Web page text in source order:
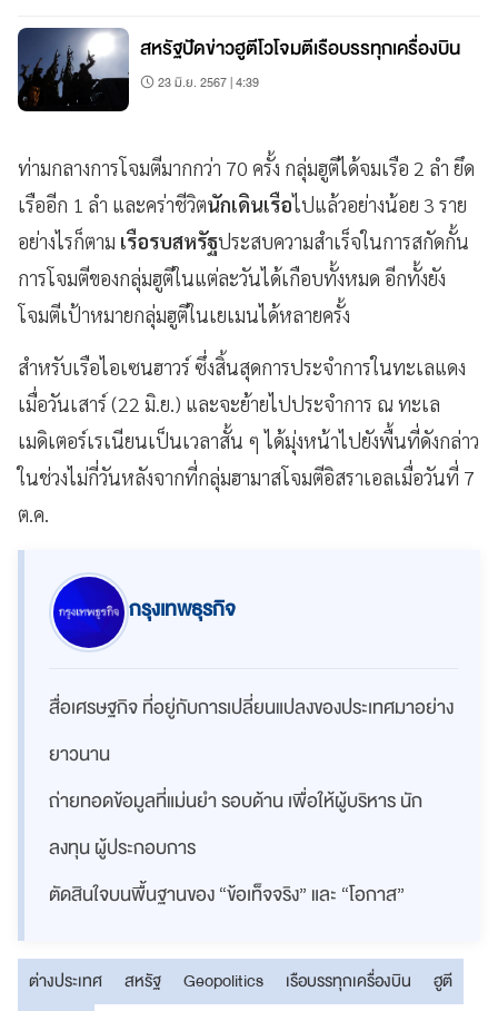
สหรัฐปัดข่าวฮูตีโวโจมตีเรือบรรทุกเครื่องบิน
23 มิ.ย. 2567 | 4:39
ท่ามกลางการโจมตีมากกว่า 70 ครั้ง กลุ่มฮูตีได้จมเรือ 2 ลำ ยึด
เรืออีก 1 ลำ และคร่าชีวิตนักเดินเรือไปแล้วอย่างน้อย 3 ราย
อย่างไรก็ตาม เรือรบสหรัฐประสบความสำเร็จในการสกัดกั้น
การโจมตีของกลุ่มฮูตีในแต่ละวันได้เกือบทั้งหมด อีกทั้งยัง
โจมตีเป้าหมายกลุ่มฮูตีในเยเมนได้หลายครั้ง
สำหรับเรือไอเซนฮาวร์ ซึ่งสิ้นสุดการประจำการในทะเลแดง
เมื่อวันเสาร์ (22 มิ.ย.) และจะย้ายไปประจำการ ณ ทะเล
เมดิเตอร์เรเนียนเป็นเวลาสั้น ๆ ได้มุ่งหน้าไปยังพื้นที่ดังกล่าว
ในช่วงไม่กี่วันหลังจากที่กลุ่มฮามาสโจมตีอิสราเอลเมื่อวันที่ 7
ต.ค.
กรุงเทพธุรกิจ
สื่อเศรษฐกิจ ที่อยู่กับการเปลี่ยนแปลงของประเทศมาอย่าง
ยาวนาน
ถ่ายทอดข้อมูลที่แม่นยำ รอบด้าน เพื่อให้ผู้บริหาร นัก
ลงทุน ผู้ประกอบการ
ตัดสินใจบนพื้นฐานของ “ข้อเท็จจริง” และ “โอกาส”
ต่างประเทศ สหรัฐ Geopolitics เรือบรรทุกเครื่องบิน
ฮูตี